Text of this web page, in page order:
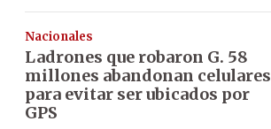
Nacionales
Ladrones que robaron G. 58
millones abandonan celulares
para evitar ser ubicados por
GPS